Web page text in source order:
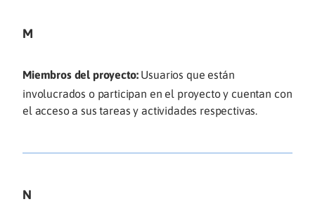
M
Miembros del proyecto:Usuarios que están
involucrados o participan en el proyecto y cuentan con
el acceso a sus tareas y actividades respectivas.
N